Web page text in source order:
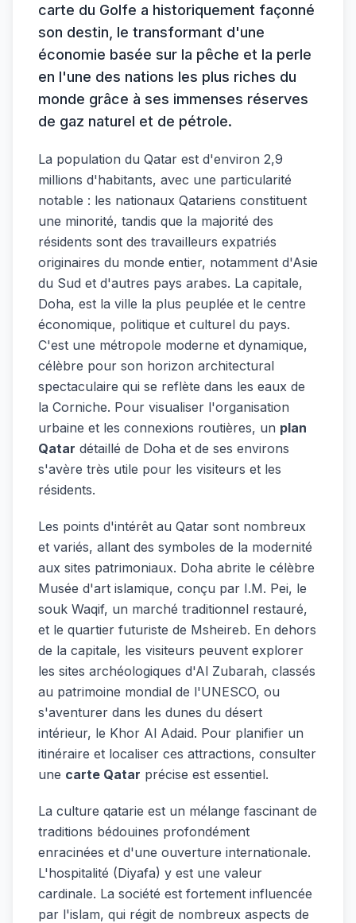
carte du Golfe a historiquement façonné
son destin, le transformant d'une
économie basée sur la pêche et la perle
en l'une des nations les plus riches du
monde grâce à ses immenses réserves
de gaz naturel et de pétrole.
La population du Qatar est d'environ 2,9
millions d'habitants, avec une particularité
notable : les nationaux Qatariens constituent
une minorité, tandis que la majorité des
résidents sont des travailleurs expatriés
originaires du monde entier, notamment d'Asie
du Sud et d'autres pays arabes. La capitale,
Doha, est la ville la plus peuplée et le centre
économique, politique et culturel du pays.
C'est une métropole moderne et dynamique,
célèbre pour son horizon architectural
spectaculaire qui se reflète dans les eaux de
la Corniche. Pour visualiser l'organisation
urbaine et les connexions routières, un plan
Qatar détaillé de Doha et de ses environs
s'avère très utile pour les visiteurs et les
résidents.
Les points d'intérêt au Qatar sont nombreux
et variés, allant des symboles de la modernité
aux sites patrimoniaux. Doha abrite le célèbre
Musée d'art islamique, conçu par I.M. Pei, le
souk Waqif, un marché traditionnel restauré,
et le quartier futuriste de Msheireb. En dehors
de la capitale, les visiteurs peuvent explorer
les sites archéologiques d'Al Zubarah, classés
au patrimoine mondial de l'UNESCO, ou
s'aventurer dans les dunes du désert
intérieur, le Khor Al Adaid. Pour planifier un
itinéraire et localiser ces attractions, consulter
une carte Qatar précise est essentiel.
La culture qatarie est un mélange fascinant de
traditions bédouines profondément
enracinées et d'une ouverture internationale.
L'hospitalité (Diyafa) y est une valeur
cardinale. La société est fortement influencée
par l'islam, qui régit de nombreux aspects de